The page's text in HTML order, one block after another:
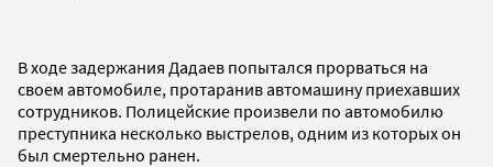
В ходе задержания Дадаев попытался прорваться на
своем автомобиле, протаранив автомашину приехавших
сотрудников. Полицейские произвели по автомобилю
преступника несколько выстрелов, одним из которых он
был смертельно ранен.